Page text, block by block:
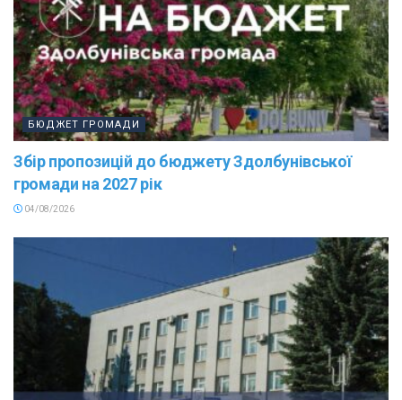
БЮДЖЕТ ГРОМАДИ
Збір пропозицій до бюджету Здолбунівської
громади на 2027 рік
04/08/2026